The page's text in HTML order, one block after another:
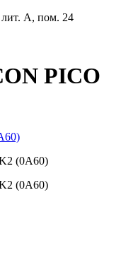
лит. А, пом. 24
PICO